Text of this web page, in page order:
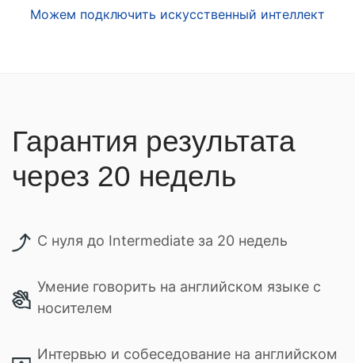
Можем подключить искусственный интеллект
Гарантия результата
через 20 недель
С нуля до Intermediate за 20 недель
Умение говорить на английском языке с
носителем
Интервью и собеседование на английском